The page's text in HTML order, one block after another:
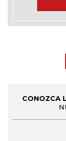
CONOZCA